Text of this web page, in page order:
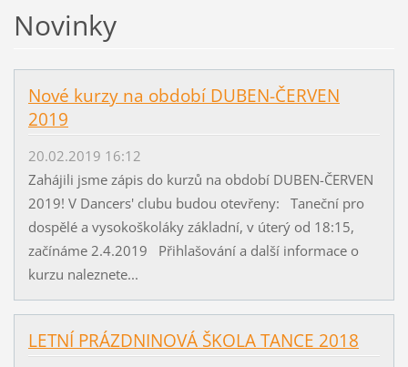
Novinky
Nové kurzy na období DUBEN-ČERVEN
2019
20.02.2019 16:12
Zahájili jsme zápis do kurzů na období DUBEN-ČERVEN
2019! V Dancers' clubu budou otevřeny: Taneční pro
dospělé a vysokoškoláky základní, v úterý od 18:15,
začínáme 2.4.2019 Přihlašování a další informace o
kurzu naleznete...
LETNÍ PRÁZDNINOVÁ ŠKOLA TANCE 2018